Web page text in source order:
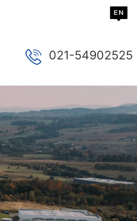
021-54902525